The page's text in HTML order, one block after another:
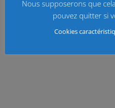
Nous supposerons que
pouvez quitter si
Cookies